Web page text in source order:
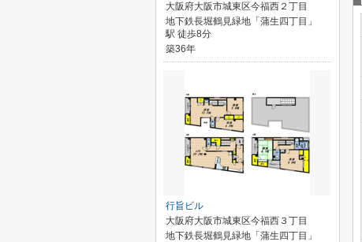
大阪府大阪市城東区今福西２丁目
地下鉄長堀鶴見緑地「蒲生四丁目」
駅 徒歩8分
築36年
行旨ビル
大阪府大阪市城東区今福西３丁目
地下鉄長堀鶴見緑地「蒲生四丁目」